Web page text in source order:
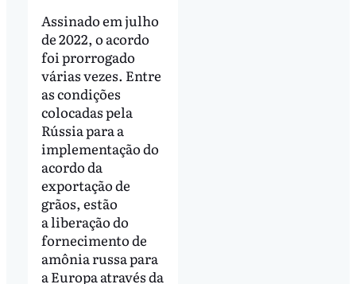
Assinado em julho
de 2022, o acordo
foi prorrogado
várias vezes. Entre
as condições
colocadas pela
Rússia para a
implementação do
acordo da
exportação de
grãos, estão
a liberação do
fornecimento de
amônia russa para
a Europa através da